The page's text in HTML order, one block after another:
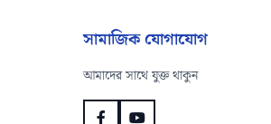
সামাজিক যোগাযোগ
আমাদের সাথে যুক্ত থাকুন